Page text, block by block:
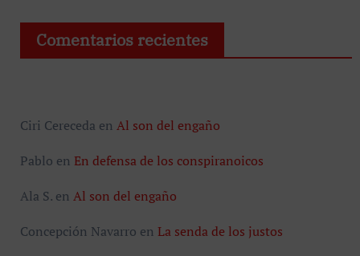
Comentarios recientes
Ciri Cereceda en Al son del engaño
Pablo en En defensa de los conspiranoicos
Ala S.en Al son del engaño
Concepción Navarro en La senda de los justos